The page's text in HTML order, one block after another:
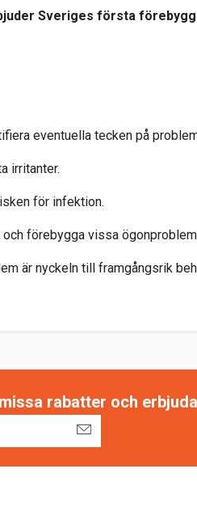
Sveriges första
eventuella tecken på
irritanter.
för infektion.
förebygga vissa
är nyckeln till framgångsrik
rabatter och